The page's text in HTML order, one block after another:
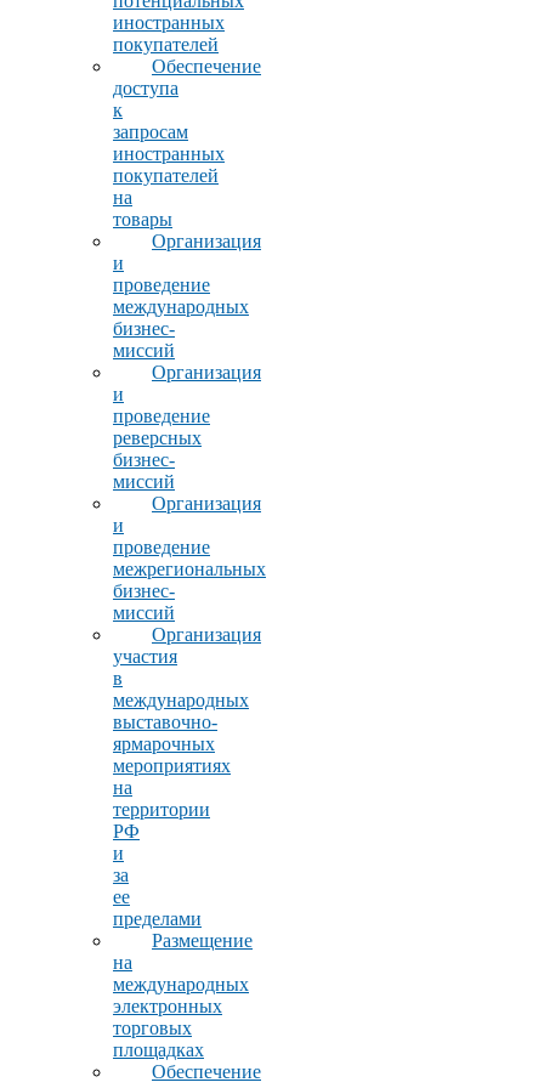
иностранных
покупателей
Обеспечение
доступа
к
запросам
иностранных
покупателей
на
товары
Организация
и
проведение
международных
бизнес-
миссий
Организация
и
проведение
реверсных
бизнес-
миссий
Организация
и
проведение
межрегиональных
бизнес-
миссий
Организация
участия
в
международных
выставочно-
ярмарочных
мероприятиях
на
территории
РФ
и
за
ее
пределами
Размещение
на
международных
электронных
торговых
площадках
Обеспечение